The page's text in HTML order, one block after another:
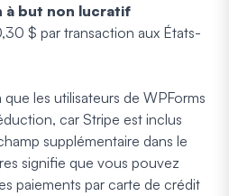
à but non lucratif
$ par transaction aux États-
les utilisateurs de WPForms
car Stripe est inclus
supplémentaire dans le
signifie que vous pouvez
paiements par carte de crédit